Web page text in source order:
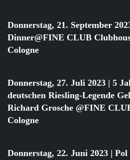
Donnerstag, 21. September
Dinner@FINE CLUB
Cologne
Donnerstag, 27. Juli 2023 | 5
deutschen Riesling-Legende
Richard Grosche @FINE
Cologne
Donnerstag, 22. Juni 2023 | Pol